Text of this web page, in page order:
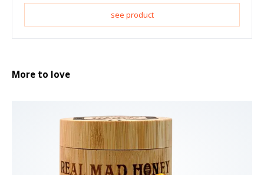
see product
More to love